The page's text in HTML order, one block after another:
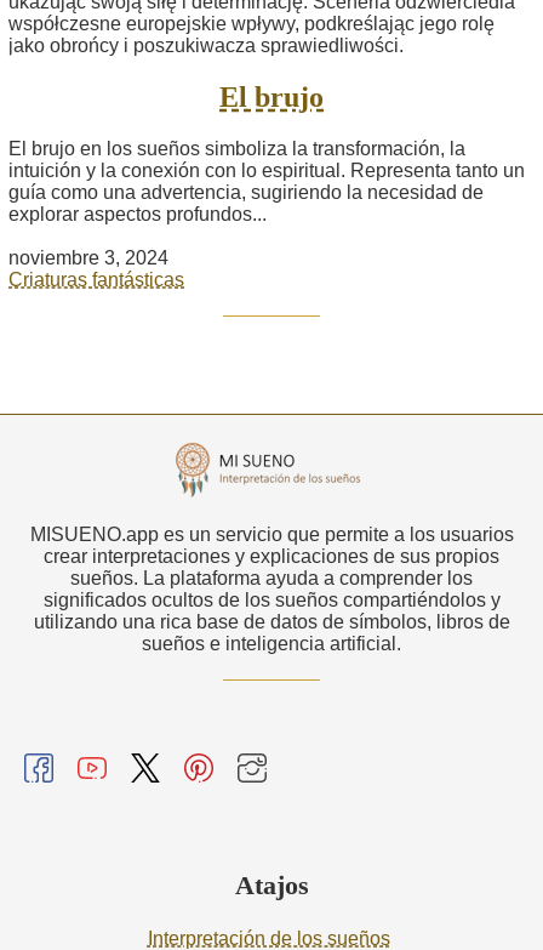
El brujo
El brujo en los sueños simboliza la transformación, la
intuición y la conexión con lo espiritual. Representa tanto un
guía como una advertencia, sugiriendo la necesidad de
explorar aspectos profundos...
noviembre 3, 2024
Criaturas fantásticas
MISUENO.app es un servicio que permite a los usuarios
crear interpretaciones y explicaciones de sus propios
sueños. La plataforma ayuda a comprender los
significados ocultos de los sueños compartiéndolos y
utilizando una rica base de datos de símbolos, libros de
sueños e inteligencia artificial.
Atajos
Interpretación de los sueños